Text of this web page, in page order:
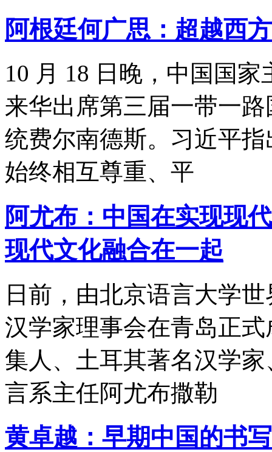
阿根廷何广思：超越西
​10 月 18 日晚，中国国
来华出席第三届一带一
统费尔南德斯。习近平
始终相互尊重、平
阿尤布：中国在实现现
现代文化融合在一起
日前，由北京语言大学
汉学家理事会在青岛正
集人、土耳其著名汉学
言系主任阿尤布撒勒
黄卓越：早期中国的书